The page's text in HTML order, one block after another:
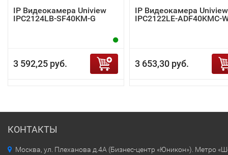
IP Видеокамера Uniview
IPC2124LB-SF40KM-G
3 592,25 руб.
IP Видеокамера Uniview
IPC2122LE-ADF40KMC-
3 653,30 руб.
КОНТАКТЫ
Москва, ул. Плеханова д.4А (Бизнес-центр «Юникон»). Метро